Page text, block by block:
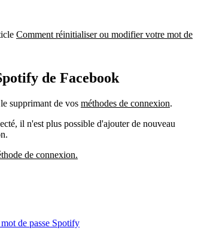
Comment réinitialiser ou modifier votre mot de
de Facebook
supprimant de vos méthodes de connexion.
il n'est plus possible d'ajouter de nouveau
de connexion.
de passe Spotify